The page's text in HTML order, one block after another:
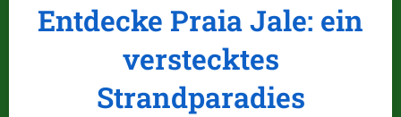
Entdecke Praia Jale: ein
verstecktes
Strandparadies